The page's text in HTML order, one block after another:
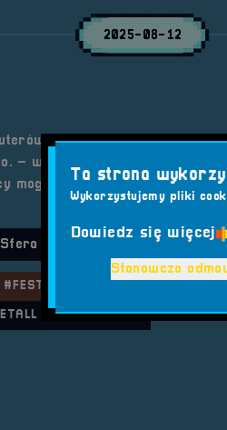
2025-08-12
Gier i Konsol RetroSfera
– właściciel sklepu Przystań
mogą liczyć na jeszcze więcej
vol. 7
#FESTIWAL GIER
#RETROSFERA
Retall
Ta strona
Wykorzystujemy pliki
Dowiedz się więcej
Stanowczo